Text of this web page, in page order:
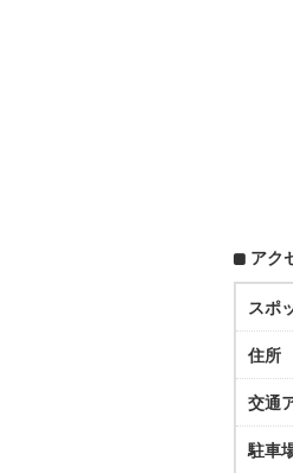
アク
スポ
住所
交通
駐車